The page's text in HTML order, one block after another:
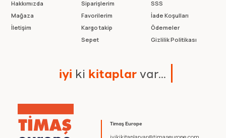
Timaş Europe
Hakkımızda
Mağaza
İletişim
Siparişlerim
Favorilerim
Kargo takip
Sepet
SSS
İade Koşulları
Ödemeler
Gizlilik Politikası
iyi ki kitaplarvar...